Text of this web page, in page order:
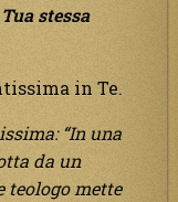
stessa
in Te.
“In una
da un
teologo mette